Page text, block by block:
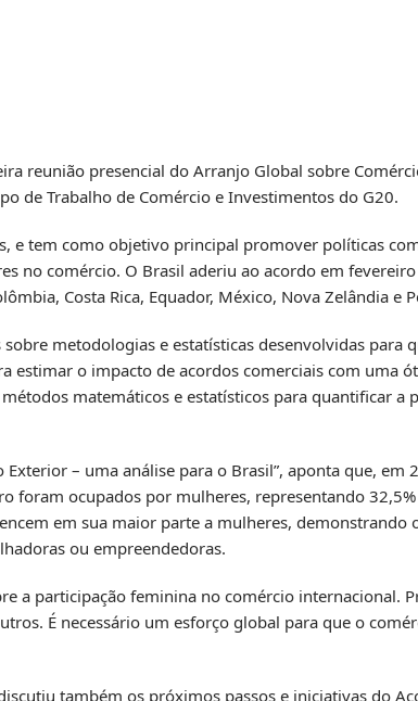
reunião presencial do Arranjo Global sobre
de Trabalho de Comércio e Investimentos do G20.
e tem como objetivo principal promover políticas
no comércio. O Brasil aderiu ao acordo em
Costa Rica, Equador, México, Nova Zelândia e
metodologias e estatísticas desenvolvidas para
o impacto de acordos comerciais com uma
matemáticos e estatísticos para quantificar a
– uma análise para o Brasil”, aponta que,
ocupados por mulheres, representando
em sua maior parte a mulheres, demonstrando
ou empreendedoras.
a participação feminina no comércio internacional.
É necessário um esforço global para que o
também os próximos passos e iniciativas do